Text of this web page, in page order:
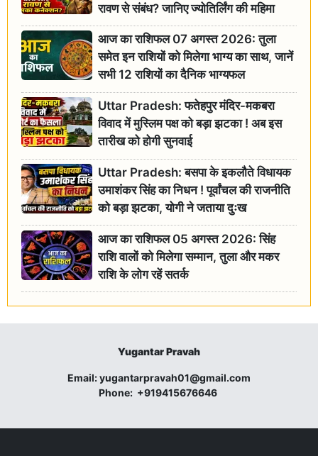
रावण से संबंध? जानिए ज्योतिर्लिंग की महिमा
आज का राशिफल 07 अगस्त 2026: तुला
समेत इन राशियों को मिलेगा भाग्य का साथ, जानें
सभी 12 राशियों का दैनिक भाग्यफल
Uttar Pradesh: फतेहपुर मंदिर-मकबरा
विवाद में मुस्लिम पक्ष को बड़ा झटका ! अब इस
तारीख को होगी सुनवाई
Uttar Pradesh: बसपा के इकलौते विधायक
उमाशंकर सिंह का निधन ! पूर्वांचल की राजनीति
को बड़ा झटका, योगी ने जताया दुःख
आज का राशिफल 05 अगस्त 2026: सिंह
राशि वालों को मिलेगा सम्मान, तुला और मकर
राशि के लोग रहें सतर्क
Yugantar Pravah
Email:yugantarpravah01@gmail.com
Phone: +919415676646